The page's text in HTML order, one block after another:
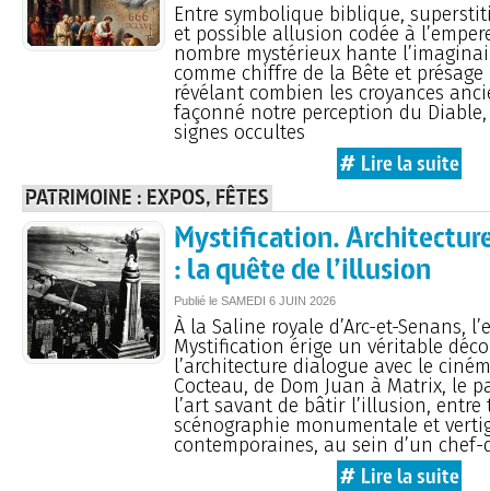
Entre symbolique biblique,
et possible allusion codée à
nombre mystérieux hante
comme chiffre de la Bête et
révélant combien les croyances
façonné notre perception du
signes occultes
# Lire la suite
PATRIMOINE : EXPOS, FÊTES
Mystification.
: la quête de l’illusion
Publié le SAMEDI 6 JUIN 2026
À la Saline royale d’Arc-et-Senans,
Mystification érige un véritable
l’architecture dialogue avec le
Cocteau, de Dom Juan à Matrix, le
l’art savant de bâtir l’illusion,
scénographie monumentale et
contemporaines, au sein d’un
# Lire la suite